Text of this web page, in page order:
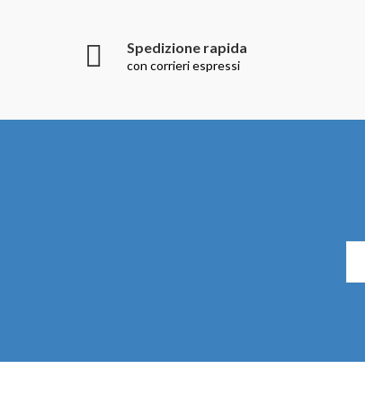
Spedizione rapida
con corrieri espressi